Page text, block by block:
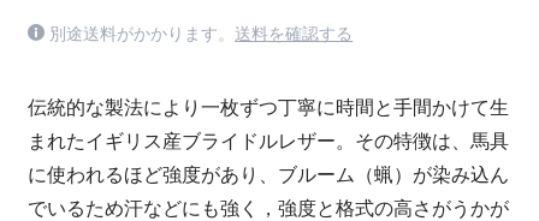
別途送料がかかります。 送料を確認する
伝統的な製法により一枚ずつ丁寧に時間と手間かけて生
まれたイギリス産ブライドルレザー。その特徴は、馬具
に使われるほど強度があり、ブルーム（蝋）が染み込ん
でいるため汗などにも強く，強度と格式の高さがうかが